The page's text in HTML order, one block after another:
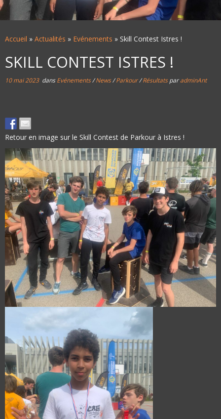
Accueil » Actualités » Evénements » Skill Contest Istres !
SKILL CONTEST ISTRES !
10 mai 2023dansEvénements/News/Parkour/RésultatsparadminAnt
Retour en image sur le Skill Contest de Parkour à Istres !